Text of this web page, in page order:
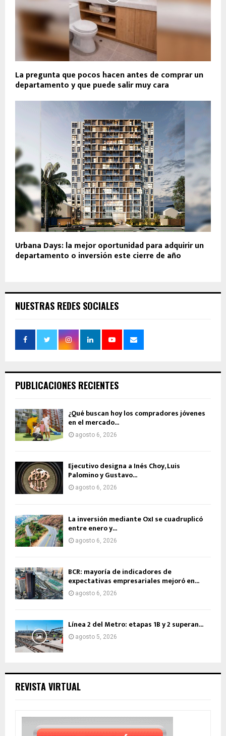
La pregunta que pocos hacen antes de comprar un
departamento y que puede salir muy cara
Urbana Days: la mejor oportunidad para adquirir un
departamento o inversión este cierre de año
NUESTRAS REDES SOCIALES
PUBLICACIONES RECIENTES
¿Qué buscan hoy los compradores jóvenes
en el mercado...
agosto 6, 2026
Ejecutivo designa a Inés Choy, Luis
Palomino y Gustavo...
agosto 6, 2026
La inversión mediante OxI se cuadruplicó
entre enero y...
agosto 6, 2026
BCR: mayoría de indicadores de
expectativas empresariales mejoró en...
agosto 6, 2026
Línea 2 del Metro: etapas 1B y 2 superan...
agosto 5, 2026
REVISTA VIRTUAL